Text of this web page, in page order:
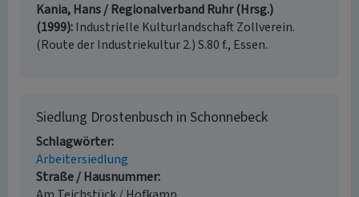
Kania, Hans / Regionalverband Ruhr (Hrsg.)
(1999) Industrielle Kulturlandschaft Zollverein.
(Route der Industriekultur 2.) S.80 f., Essen.
Siedlung Drostenbusch in Schonnebeck
Schlagwörter
Arbeitersiedlung
Straße / Hausnummer